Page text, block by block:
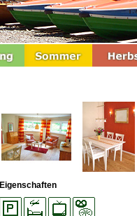
Eigenschaften